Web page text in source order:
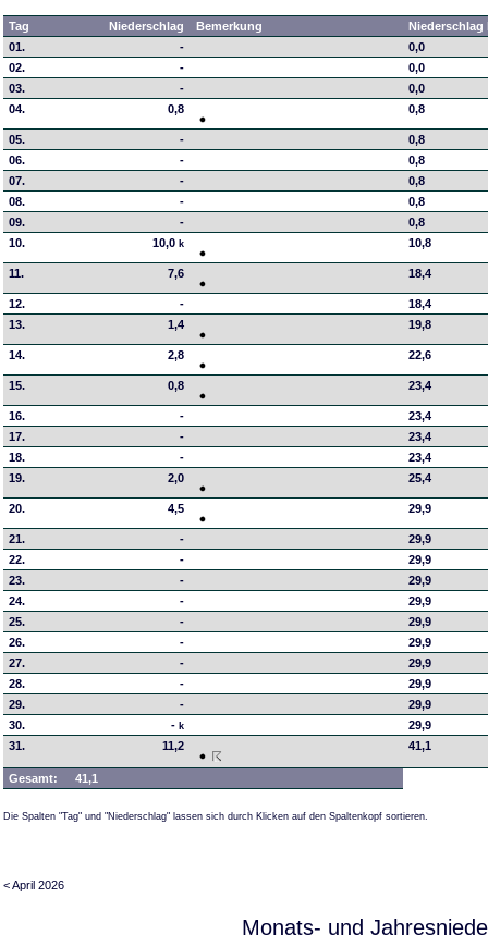
Tag Niederschlag Bemerkung
01.
-
0,0
02.
-
0,0
03.
-
0,0
04.
0,8 0,8
05. -
0,8
06.
-
0,8
07.
-
0,8
08.
-
0,8
09.
-
0,8
10.
10,0k 10,8
11. 7,6 18,4
12. -
18,4
13.
1,4 19,8
14. 2,8 22,6
15. 0,8 23,4
16. -
23,4
17.
-
23,4
18.
-
23,4
19.
2,0 25,4
20. 4,5 29,9
21. -
29,9
22.
-
29,9
23.
-
29,9
24.
-
29,9
25.
-
29,9
26.
-
29,9
27.
-
29,9
28.
-
29,9
29.
-
29,9
30.
-k
29,9
31.
11,2 41,1
Gesamt: 41,1
Die Spalten "Tag" und "Niederschlag" lassen sich durch Klicken auf den Spaltenkopf sortieren.
< April 2026
Monats- und